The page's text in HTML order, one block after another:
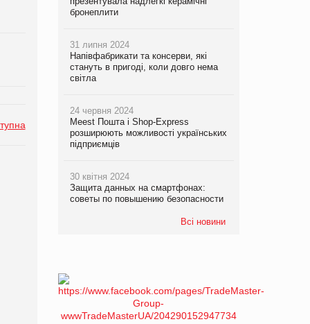
бронеплити
31 липня 2024
Напівфабрикати та консерви, які
стануть в пригоді, коли довго нема
світла
24 червня 2024
Meest Пошта і Shop-Express
розширюють можливості українських
підприємців
30 квітня 2024
Защита данных на смартфонах:
советы по повышению безопасности
Всі новини